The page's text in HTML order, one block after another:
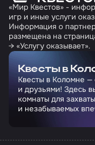
«Мир Квестов» -
игр и иные услуги
Информация о
размещена на
→ «Услугу оказывает».
Квесты в
Квесты в Коломне —
и друзьями! Здесь
комнаты для
и незабываемых